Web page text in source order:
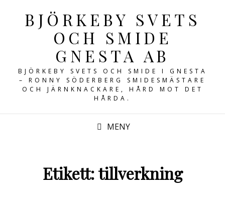
BJÖRKEBY SVETS
OCH SMIDE
GNESTA AB
BJÖRKEBY SVETS OCH SMIDE I GNESTA
– RONNY SÖDERBERG SMIDESMÄSTARE
OCH JÄRNKNACKARE, HÅRD MOT DET
HÅRDA.
MENY
Etikett:tillverkning